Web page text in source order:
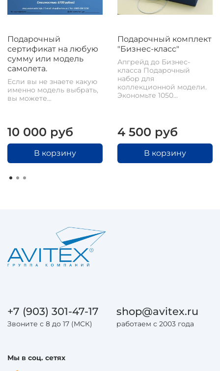
Подарочный
сертификат на любую
сумму или модель
самолета.
Если вы не знаете какую
именно модель выбрать,
вы можете...
10 000 руб
В корзину
Подарочный комплект
"Бизнес-класс"
Апгрейд до Бизнес-
класса Подарочный
набор для
коллекционной модели.
Экономьте 1050...
4 500 руб
В корзину
+7 (903) 301-47-17
Звоните с 8 до 17 (МСК)
shop@avitex.ru
работаем с 2003 года
Мы в соц. сетях